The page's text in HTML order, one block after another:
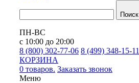
Поиск
ПН-ВС
с 10:00 до 20:00
8 (800) 302-77-06 8 (499) 348-15-11
КОРЗИНА
0 товаров. Заказать звонок
Меню